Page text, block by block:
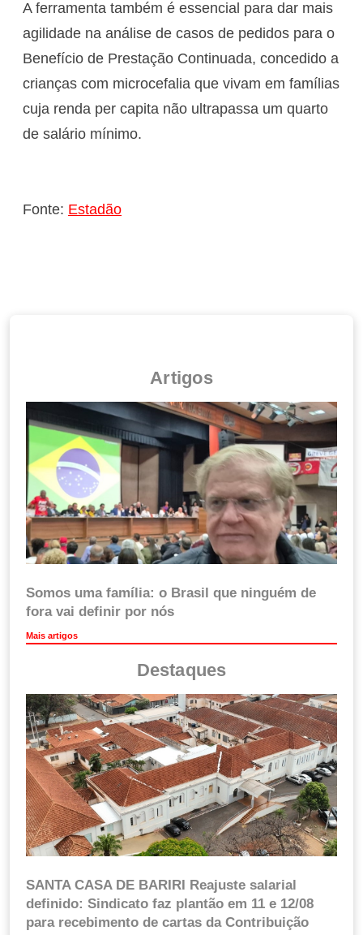
A ferramenta também é essencial para dar mais
agilidade na análise de casos de pedidos para o
Benefício de Prestação Continuada, concedido a
crianças com microcefalia que vivam em famílias
cuja renda per capita não ultrapassa um quarto
de salário mínimo.
Fonte: Estadão
Artigos
Somos uma família: o Brasil que ninguém de
fora vai definir por nós
Mais artigos
Destaques
SANTA CASA DE BARIRI Reajuste salarial
definido: Sindicato faz plantão em 11 e 12/08
para recebimento de cartas da Contribuição